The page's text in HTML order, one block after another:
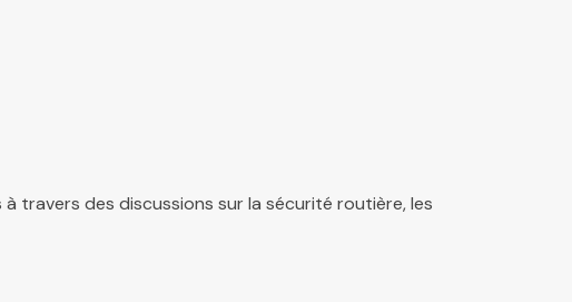
travers des discussions sur la sécurité routière, les